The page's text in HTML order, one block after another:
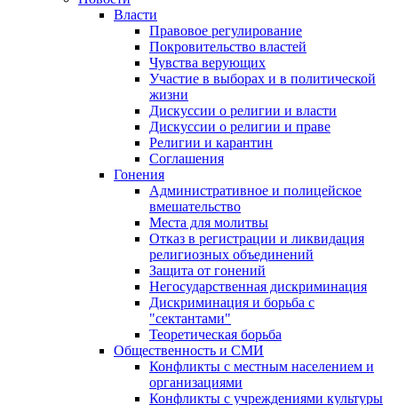
Власти
Правовое регулирование
Покровительство властей
Чувства верующих
Участие в выборах и в политической
жизни
Дискуссии о религии и власти
Дискуссии о религии и праве
Религии и карантин
Соглашения
Гонения
Административное и полицейское
вмешательство
Места для молитвы
Отказ в регистрации и ликвидация
религиозных объединений
Защита от гонений
Негосударственная дискриминация
Дискриминация и борьба с
"сектантами"
Теоретическая борьба
Общественность и СМИ
Конфликты с местным населением и
организациями
Конфликты с учреждениями культуры